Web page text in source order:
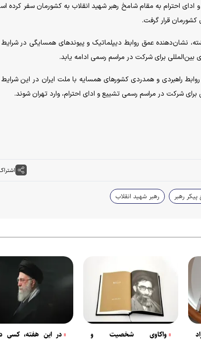
ادای احترام به مقام شامخ رهبر شهید انقلاب به کشورمان سفر کرده
کشورمان قرار گرفت.
نشان‌دهنده عمق روابط دیپلماتیک و پیوند‌های همسایگی در شرایط
برای شرکت در مراسم رسمی ادامه یابد.
راهبردی و همدردی کشور‌های همسایه با ملت ایران در این شرایط
شرکت در مراسم رسمی تشییع و ادای احترام، وارد تهران شوند.
رهبر رهبر شهید انقلاب
واکاوی شخصیت و
در این هفته، کسی